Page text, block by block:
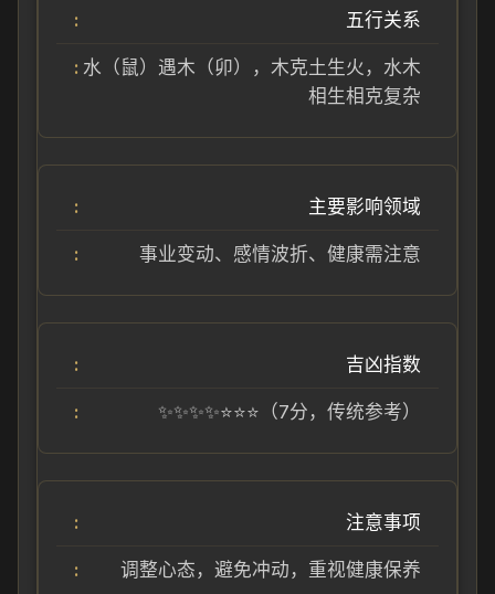
五行关系
水（鼠）遇木（卯），木克土生火，水木
相生相克复杂
主要影响领域
事业变动、感情波折、健康需注意
吉凶指数
✨✨✨✨⭐⭐⭐（7分，传统参考）
注意事项
调整心态，避免冲动，重视健康保养